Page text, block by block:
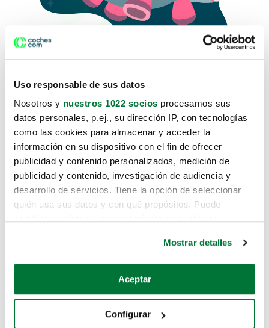
Uso responsable de sus datos
Nosotros y nuestros 1022 socios procesamos sus
datos personales, p.ej., su dirección IP, con tecnologías
como las cookies para almacenar y acceder la
información en su dispositivo con el fin de ofrecer
publicidad y contenido personalizados, medición de
publicidad y contenido, investigación de audiencia y
desarrollo de servicios. Tiene la opción de seleccionar
quién usa sus datos y con qué propósitos. Puede
Si lo permite, también quisiéramos:
Recopilar información sobre su ubicación geográfica
Identificar su dispositivo analizándolo activamente
Mostrar detalles
Aceptar
Configurar
Lo sentimos, no sabemos como
te hemos traido hasta aquí.
Pero puedes encontrar el coche que estás
buscando en alguno de estos enlaces:
Coches de segunda mano
Coches de km0